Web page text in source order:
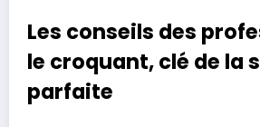
Les conseils des
le croquant, clé de la
parfaite